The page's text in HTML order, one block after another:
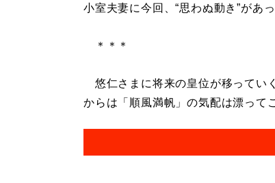
小室夫妻に今回、“思わぬ動き”があっ
＊＊＊
悠仁さまに将来の皇位が移ってい
からは「順風満帆」の気配は漂って